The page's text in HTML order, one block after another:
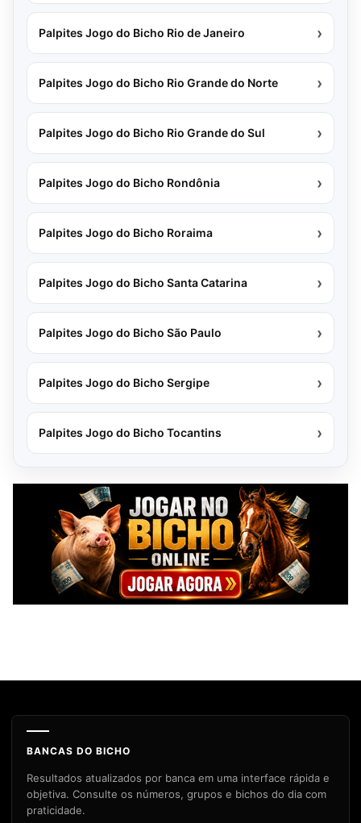
Palpites Jogo do Bicho Rio de Janeiro ›
Palpites Jogo do Bicho Rio Grande do Norte ›
Palpites Jogo do Bicho Rio Grande do Sul ›
Palpites Jogo do Bicho Rondônia ›
Palpites Jogo do Bicho Roraima ›
Palpites Jogo do Bicho Santa Catarina ›
Palpites Jogo do Bicho São Paulo ›
Palpites Jogo do Bicho Sergipe ›
Palpites Jogo do Bicho Tocantins ›
BANCAS DO BICHO
Resultados atualizados por banca em uma interface rápida e
objetiva. Consulte os números, grupos e bichos do dia com
praticidade.